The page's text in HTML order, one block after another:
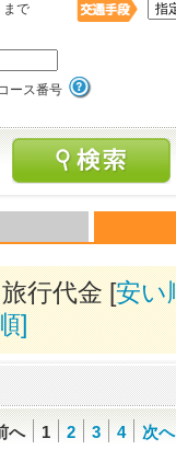
まで
ース番号
旅行代金 [安い
]
へ 1 2 3 4 次へ